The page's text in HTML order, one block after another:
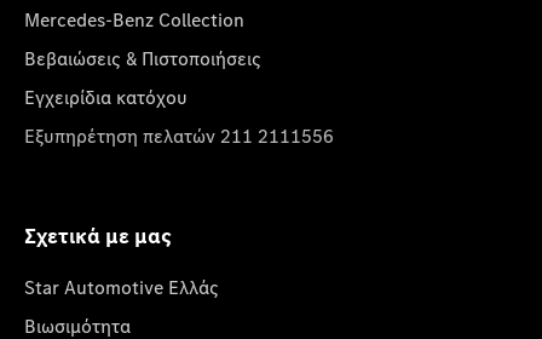
Mercedes-Benz Collection
Βεβαιώσεις & Πιστοποιήσεις
Εγχειρίδια κατόχου
Εξυπηρέτηση πελατών 211 2111556
Σχετικά με μας
Star Automotive Ελλάς
Βιωσιμότητα